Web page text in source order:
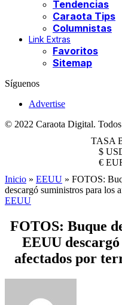
Tendencias
Caraota Tips
Columnistas
Link Extras
Favoritos
Sitemap
Síguenos
Advertise
© 2022 Caraota Digital. Todos
TASA
$
€
Inicio » EEUU » FOTOS:
descargó suministros para los
EEUU
FOTOS: Buque
EEUU
afectados por